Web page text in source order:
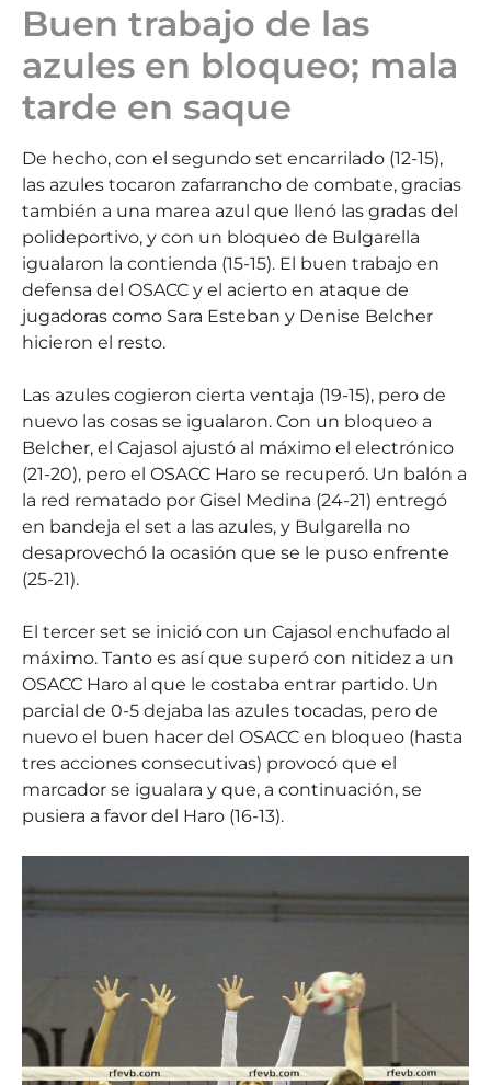
Buen trabajo de las
azules en bloqueo; mala
tarde en saque
De hecho, con el segundo set encarrilado (12-15),
las azules tocaron zafarrancho de combate, gracias
también a una marea azul que llenó las gradas del
polideportivo, y con un bloqueo de Bulgarella
igualaron la contienda (15-15). El buen trabajo en
defensa del OSACC y el acierto en ataque de
jugadoras como Sara Esteban y Denise Belcher
hicieron el resto.
Las azules cogieron cierta ventaja (19-15), pero de
nuevo las cosas se igualaron. Con un bloqueo a
Belcher, el Cajasol ajustó al máximo el electrónico
(21-20), pero el OSACC Haro se recuperó. Un balón a
la red rematado por Gisel Medina (24-21) entregó
en bandeja el set a las azules, y Bulgarella no
desaprovechó la ocasión que se le puso enfrente
(25-21).
El tercer set se inició con un Cajasol enchufado al
máximo. Tanto es así que superó con nitidez a un
OSACC Haro al que le costaba entrar partido. Un
parcial de 0-5 dejaba las azules tocadas, pero de
nuevo el buen hacer del OSACC en bloqueo (hasta
tres acciones consecutivas) provocó que el
marcador se igualara y que, a continuación, se
pusiera a favor del Haro (16-13).